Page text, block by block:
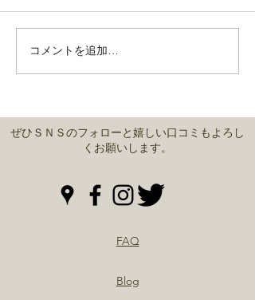
通常営業しております。
コメントを追加…
ぜひＳＮＳのフォローと嬉しい口コミもよろし
くお願いします。
FAQ
Blog